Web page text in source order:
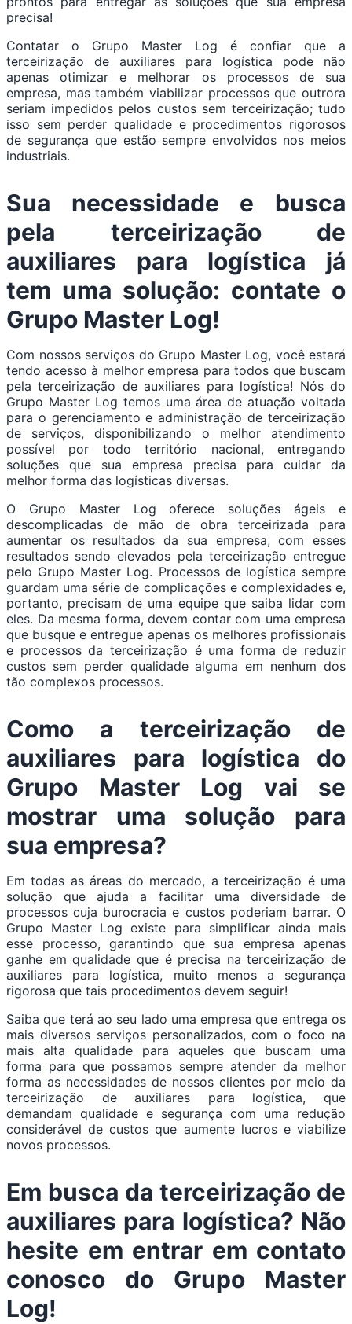
precisa!
Contatar o Grupo Master Log é confiar que a
terceirização de auxiliares para logística pode não
apenas otimizar e melhorar os processos de sua
empresa, mas também viabilizar processos que outrora
seriam impedidos pelos custos sem terceirização; tudo
isso sem perder qualidade e procedimentos rigorosos
de segurança que estão sempre envolvidos nos meios
industriais.
Sua necessidade e busca
pela terceirização de
auxiliares para logística já
tem uma solução: contate o
Grupo Master Log!
Com nossos serviços do Grupo Master Log, você estará
tendo acesso à melhor empresa para todos que buscam
pela terceirização de auxiliares para logística! Nós do
Grupo Master Log temos uma área de atuação voltada
para o gerenciamento e administração de terceirização
de serviços, disponibilizando o melhor atendimento
possível por todo território nacional, entregando
soluções que sua empresa precisa para cuidar da
melhor forma das logísticas diversas.
O Grupo Master Log oferece soluções ágeis e
descomplicadas de mão de obra terceirizada para
aumentar os resultados da sua empresa, com esses
resultados sendo elevados pela terceirização entregue
pelo Grupo Master Log. Processos de logística sempre
guardam uma série de complicações e complexidades e,
portanto, precisam de uma equipe que saiba lidar com
eles. Da mesma forma, devem contar com uma empresa
que busque e entregue apenas os melhores profissionais
e processos da terceirização é uma forma de reduzir
custos sem perder qualidade alguma em nenhum dos
tão complexos processos.
Como a terceirização de
auxiliares para logística do
Grupo Master Log vai se
mostrar uma solução para
sua empresa?
Em todas as áreas do mercado, a terceirização é uma
solução que ajuda a facilitar uma diversidade de
processos cuja burocracia e custos poderiam barrar. O
Grupo Master Log existe para simplificar ainda mais
esse processo, garantindo que sua empresa apenas
ganhe em qualidade que é precisa na terceirização de
auxiliares para logística, muito menos a segurança
rigorosa que tais procedimentos devem seguir!
Saiba que terá ao seu lado uma empresa que entrega os
mais diversos serviços personalizados, com o foco na
mais alta qualidade para aqueles que buscam uma
forma para que possamos sempre atender da melhor
forma as necessidades de nossos clientes por meio da
terceirização de auxiliares para logística, que
demandam qualidade e segurança com uma redução
considerável de custos que aumente lucros e viabilize
novos processos.
Em busca da terceirização de
auxiliares para logística? Não
hesite em entrar em contato
conosco do Grupo Master
Log!